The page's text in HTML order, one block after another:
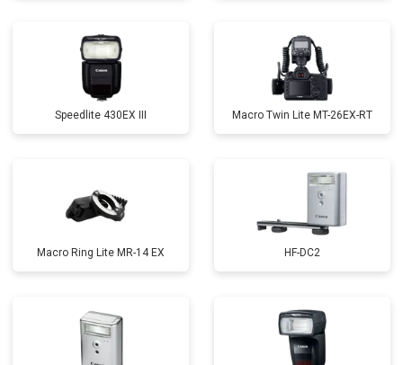
Speedlite 430EX III Macro Twin Lite MT-26EX-RT
Macro Ring Lite MR-14 EX HF-DC2